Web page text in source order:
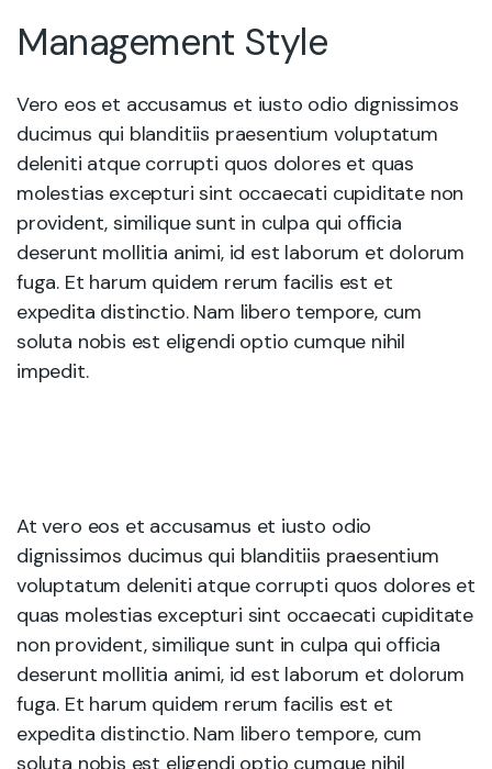
Management Style
Vero eos et accusamus et iusto odio dignissimos
ducimus qui blanditiis praesentium voluptatum
deleniti atque corrupti quos dolores et quas
molestias excepturi sint occaecati cupiditate non
provident, similique sunt in culpa qui officia
deserunt mollitia animi, id est laborum et dolorum
fuga. Et harum quidem rerum facilis est et
expedita distinctio. Nam libero tempore, cum
soluta nobis est eligendi optio cumque nihil
impedit.
At vero eos et accusamus et iusto odio
dignissimos ducimus qui blanditiis praesentium
voluptatum deleniti atque corrupti quos dolores et
quas molestias excepturi sint occaecati cupiditate
non provident, similique sunt in culpa qui officia
deserunt mollitia animi, id est laborum et dolorum
fuga. Et harum quidem rerum facilis est et
expedita distinctio. Nam libero tempore, cum
soluta nobis est eligendi optio cumque nihil